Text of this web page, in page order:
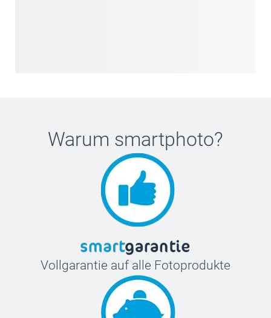
Warum smartphoto?
Vollgarantie auf alle Fotoprodukte